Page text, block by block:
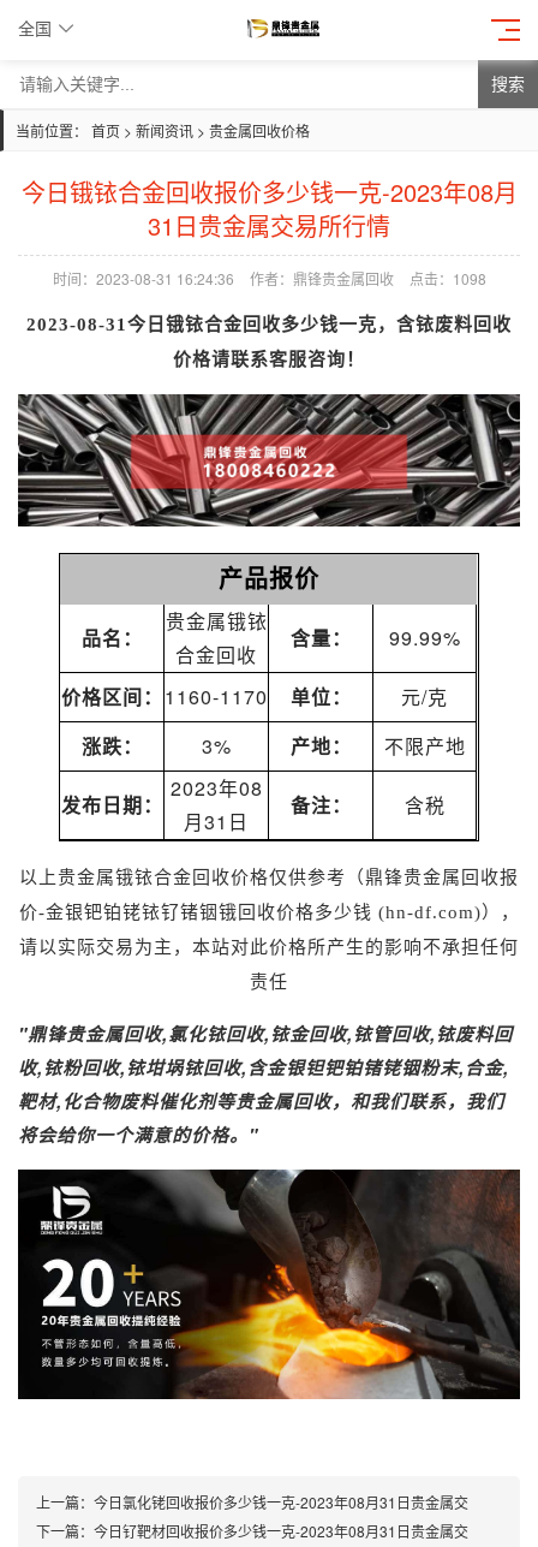
全国
搜索
当前位置： 首页 > 新闻资讯 > 贵金属回收价格
今日锇铱合金回收报价多少钱一克-2023年08月
31日贵金属交易所行情
时间：2023-08-31 16:24:36 作者：鼎锋贵金属回收 点击： 1098
2023-08-31今日 锇铱合金回收多少钱一克， 含铱废料回收
价格请联系客服咨询！
产品报价
品名：
贵金属锇铱
合金回收
含量： 99.99%
价格区间： 1160-1170 单位：
元/克
涨跌：
3% 产地： 不限产地
发布日期：
2023年08
月31日
备注： 含税
以上贵金属锇铱合金回收价格仅供参考 （鼎锋贵金属回收报
价-金银钯铂铑铱钌锗铟锇回收价格多少钱 (hn-df.com)）
，
请以实际交易为主，本站对此价格所产生的影响不承担任何
责任
"鼎锋贵金属回收,氯化铱回收,铱金回收,铱管回收,铱废料回
收,铱粉回收,铱坩埚铱回收,含金银钽钯铂锗铑铟粉末,合金,
靶材,化合物废料催化剂等贵金属回收，和我们联系，我们
将会给你一个满意的价格。"
上一篇： 今日氯化铑回收报价多少钱一克-2023年08月31日贵金属交
下一篇： 今日钌靶材回收报价多少钱一克-2023年08月31日贵金属交